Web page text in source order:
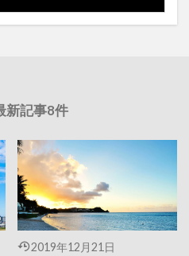
新記事8件
2019年12月21日